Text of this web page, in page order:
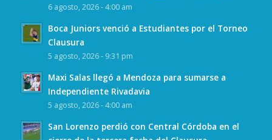
6 agosto, 2026 - 4:00 am
Boca Juniors venció a Estudiantes por el Torneo
Clausura
5 agosto, 2026 - 9:31 pm
Maxi Salas llegó a Mendoza para sumarse a
Independiente Rivadavia
5 agosto, 2026 - 4:00 am
San Lorenzo perdió con Central Córdoba en el